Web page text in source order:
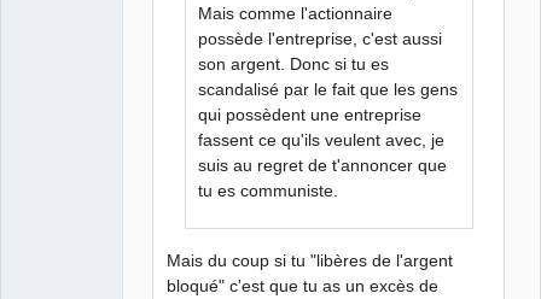
Mais comme l'actionnaire
possède l'entreprise, c'est aussi
son argent. Donc si tu es
scandalisé par le fait que les gens
qui possèdent une entreprise
fassent ce qu'ils veulent avec, je
suis au regret de t'annoncer que
tu es communiste.
Mais du coup si tu "libères de l'argent
bloqué" c'est que tu as un excès de